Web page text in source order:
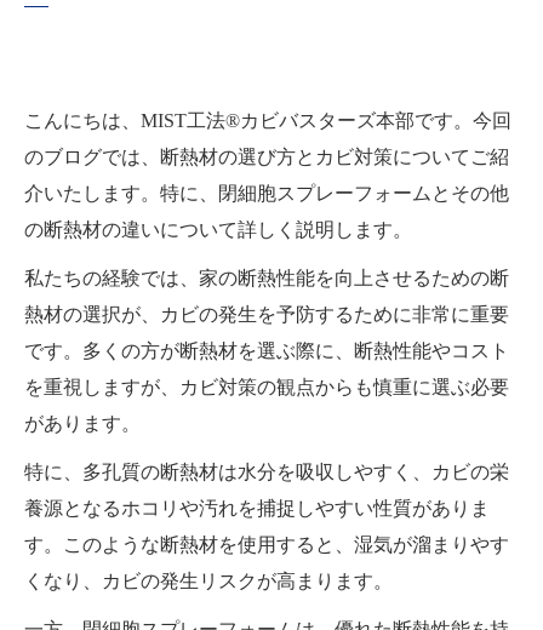
こんにちは、MIST工法®カビバスターズ本部です。今回
のブログでは、断熱材の選び方とカビ対策についてご紹
介いたします。特に、閉細胞スプレーフォームとその他
の断熱材の違いについて詳しく説明します。
私たちの経験では、家の断熱性能を向上させるための断
熱材の選択が、カビの発生を予防するために非常に重要
です。多くの方が断熱材を選ぶ際に、断熱性能やコスト
を重視しますが、カビ対策の観点からも慎重に選ぶ必要
があります。
特に、多孔質の断熱材は水分を吸収しやすく、カビの栄
養源となるホコリや汚れを捕捉しやすい性質がありま
す。このような断熱材を使用すると、湿気が溜まりやす
くなり、カビの発生リスクが高まります。